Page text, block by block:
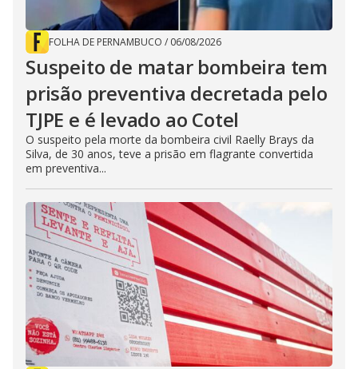
FOLHA DE PERNAMBUCO / 06/08/2026
Suspeito de matar bombeira tem
prisão preventiva decretada pelo
TJPE e é levado ao Cotel
O suspeito pela morte da bombeira civil Raelly Brays da
Silva, de 30 anos, teve a prisão em flagrante convertida
em preventiva...